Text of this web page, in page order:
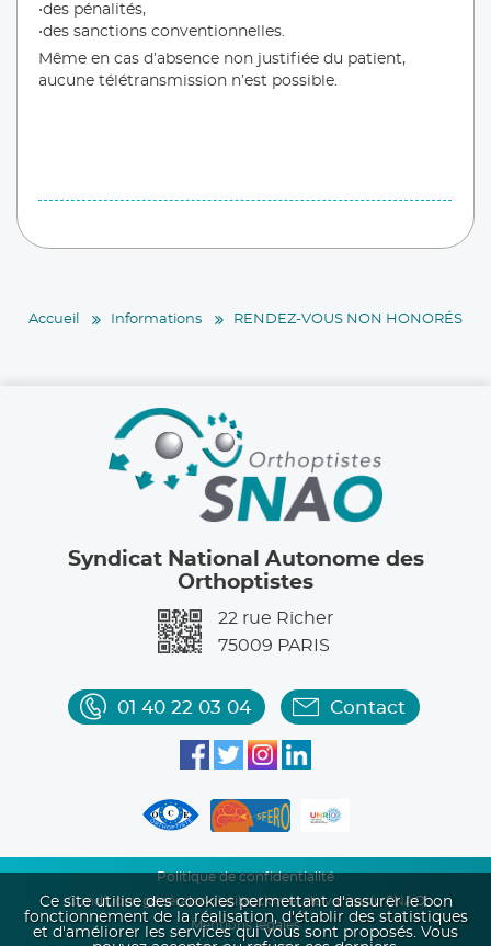
•des pénalités,
•des sanctions conventionnelles.
Même en cas d’absence non justifiée du patient,
aucune télétransmission n’est possible.
Accueil Informations RENDEZ-VOUS NON HONORÉS
Syndicat National Autonome des
Orthoptistes
22 rue Richer
75009 PARIS
01 40 22 03 04 Contact
Politique de confidentialité
Conditions générales d'utilisation et de vente du SNAO
Mentions légales
Ce site utilise des cookies permettant d'assurer le bon
fonctionnement de la réalisation, d'établir des statistiques
et d'améliorer les services qui vous sont proposés. Vous